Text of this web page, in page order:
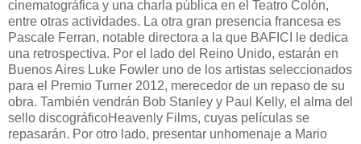
cinematográfica y una charla pública en el Teatro Colón,
entre otras actividades. La otra gran presencia francesa es
Pascale Ferran, notable directora a la que BAFICI le dedica
una retrospectiva. Por el lado del Reino Unido, estarán en
Buenos Aires Luke Fowler uno de los artistas seleccionados
para el Premio Turner 2012, merecedor de un repaso de su
obra. También vendrán Bob Stanley y Paul Kelly, el alma del
sello discográficoHeavenly Films, cuyas películas se
repasarán. Por otro lado, presentar unhomenaje a Mario